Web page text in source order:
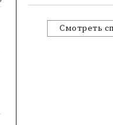
Смотреть